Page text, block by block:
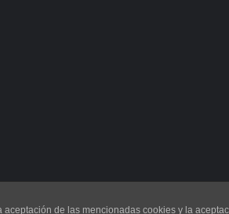
de las mencionadas cookies y la